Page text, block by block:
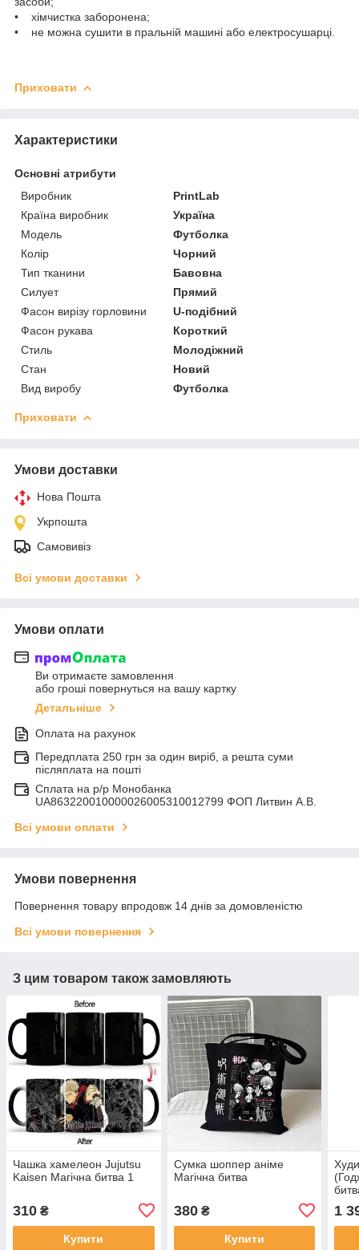
• хімчистка заборонена;
• не можна сушити в пральній машині або електросушарці.
Приховати
Характеристики
Основні атрибути
Виробник
PrintLab
Країна виробник
Україна
Модель
Футболка
Колір
Чорний
Тип тканини
Бавовна
Силует
Прямий
Фасон вирізу горловини
U-подібний
Фасон рукава
Короткий
Стиль
Молодіжний
Стан
Новий
Вид виробу
Футболка
Приховати
Умови доставки
Нова Пошта
Укрпошта
Самовивіз
Всі умови доставки
Умови оплати
Ви отримаєте замовлення
або гроші повернуться на вашу картку
Детальніше
Оплата на рахунок
Передплата 250 грн за один виріб, а решта суми
післяплата на пошті
Сплата на р/р Монобанка
UA863220010000026005310012799 ФОП Литвин А.В.
Всі умови оплати
Умови повернення
Повернення товару впродовж 14 днів за домовленістю
Всі умови повернення
З цим товаром також замовляють
Чашка хамелеон Jujutsu
Kaisen Магічна битва 1
310 ₴
Купити
Сумка шоппер аніме
Магічна битва
380₴
Купити
1